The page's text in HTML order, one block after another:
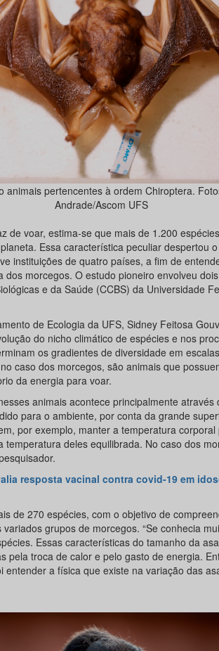
animais pertencentes à ordem Chiroptera.
Andrade/Ascom UFS
de voar, estima-se que mais de 1.200
Essa característica peculiar despertou
instituições de quatro países, a fim de
dos morcegos. O estudo pioneiro envolveu
e da Saúde (CCBS) da Universidade
de Ecologia da UFS, Sidney Feitosa
do nicho climático de espécies e nos
os gradientes de diversidade em
caso dos morcegos, são animais que
da energia para voar.
animais acontece principalmente através
para o ambiente, por conta da grande
por exemplo, manter a temperatura corporal
temperatura deles equilibrada. No caso dos
resposta vacinal contra covid-19 em
de 270 espécies, com o objetivo de
grupos de morcegos. “Se conhecia
Essas características do tamanho da
pela troca de calor e pelo gasto de energia.
entender a física que existe na variação das